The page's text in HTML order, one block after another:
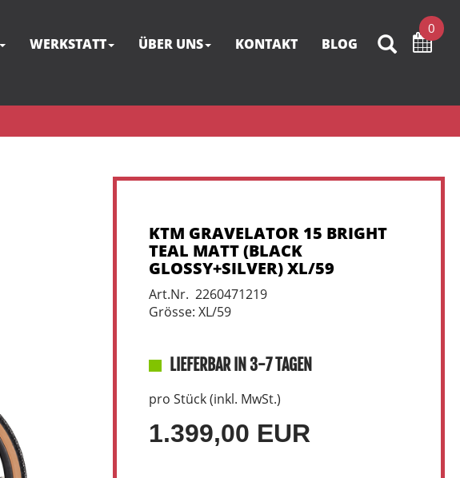
0
WERKSTATT ÜBER UNS KONTAKT BLOG
KTM GRAVELATOR 15 BRIGHT
TEAL MATT (BLACK
GLOSSY+SILVER) XL/59
Art.Nr. 2260471219
Grösse: XL/59
LIEFERBAR IN 3-7 TAGEN
pro Stück (inkl. MwSt.)
1.399,00 EUR